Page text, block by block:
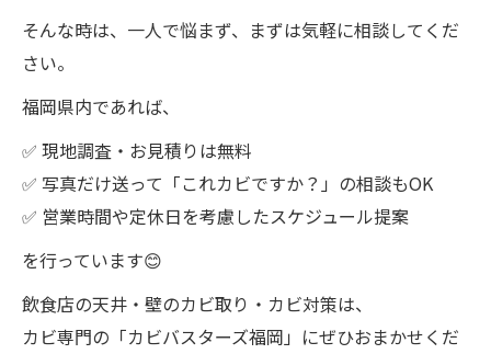
そんな時は、一人で悩まず、まずは気軽に相談してくだ
さい。
福岡県内であれば、
✅ 現地調査・お見積りは無料
✅ 写真だけ送って「これカビですか？」の相談もOK
✅ 営業時間や定休日を考慮したスケジュール提案
を行っています😊
飲食店の天井・壁のカビ取り・カビ対策は、
カビ専門の「カビバスターズ福岡」にぜひおまかせくだ